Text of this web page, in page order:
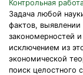
Контрольная
Задача любой
фактов, выявлении
закономерностей
исключением из
экономической
поиск целостного